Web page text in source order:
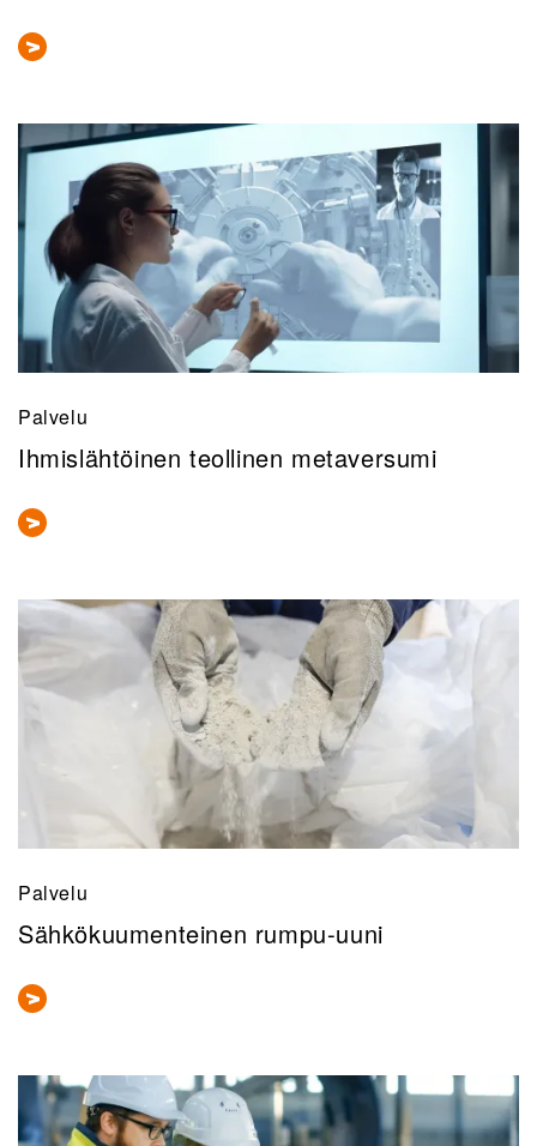
Palvelu
Ihmislähtöinen teollinen metaversumi
Palvelu
Sähkökuumenteinen rumpu-uuni